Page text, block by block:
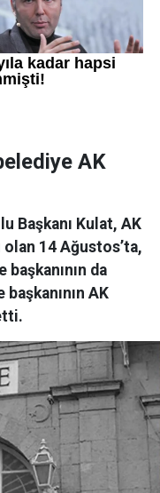
AK
Başkanı Kulat, AK
14 Ağustos’ta,
da
AK